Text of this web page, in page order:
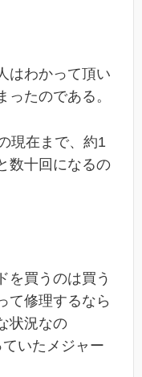
はわかって頂い
たのである。
現在まで、約1
数十回になるの
を買うのは買う
て修理するなら
状況なの
いたメジャー